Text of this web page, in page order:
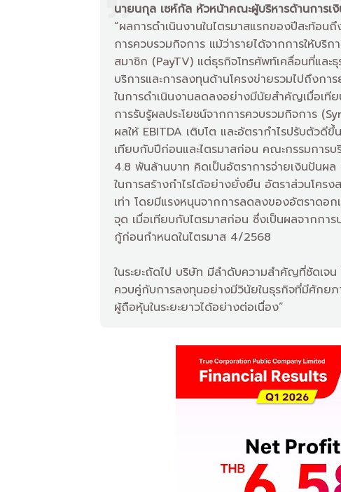
นายนกุล เซห์กัล หัวหน้าคณะผู้บริหารด้านการ
“ผลการดำเนินงานในไตรมาสแรกของปีสะท้อน
การควบรวมกิจการ แม้ว่ารายได้จากการให้บริ
สมาชิก (PayTV) แต่ธุรกิจโทรศัพท์เคลื่อนที่และ
บริการและการลงทุนด้านโครงข่ายรวมไปถึงก
ในการดำเนินงานลดลงอย่างมีนัยสำคัญเมื่อเที
การรับรู้ผลประโยชน์จากการควบรวมกิจการ
ผลให้ EBITDA เติบโต และอัตรากำไรปรับตัว
เทียบกับปีก่อนและไตรมาสก่อน คณะกรรมการ
4.8 พันล้านบาท คิดเป็นอัตราการจ่ายเงินปันผ
ในการสร้างกำไรได้อย่างยั่งยืน อัตราส่วนโค
เท่า โดยมีแรงหนุนจากการลดลงของอัตราดอ
จุด เมื่อเทียบกับไตรมาสก่อน ซึ่งเป็นผลจากกา
กู้ก่อนกำหนดในไตรมาส 4/2568
ในระยะถัดไป บริษัท มีลำดับความสำคัญที่ชัดเจ
ควบคู่กับการลงทุนอย่างมีวินัยในธุรกิจที่มีศักยภ
ผู้ถือหุ้นในระยะยาวได้อย่างต่อเนื่อง”